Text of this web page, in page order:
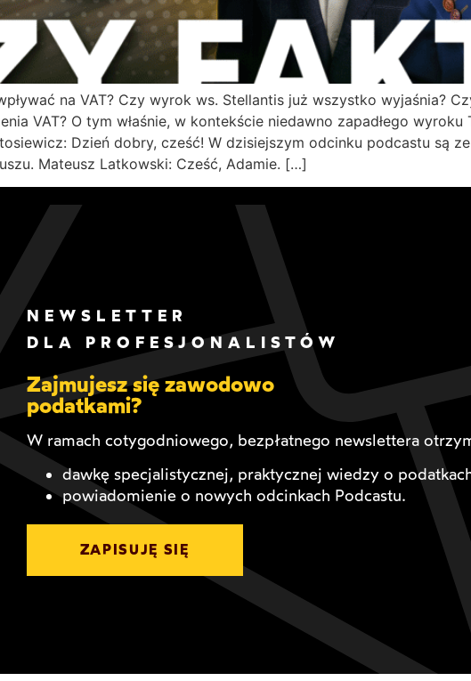
na VAT? Czy wyrok ws. Stellantis już wszystko wyjaśnia?
VAT? O tym właśnie, w kontekście niedawno zapadłego
Dzień dobry, cześć! W dzisiejszym odcinku podcastu są
Mateusz Latkowski: Cześć, Adamie. […]
NEWSLETTER
DLA PROFESJONALISTÓW
Zajmujesz się zawodowo
podatkami?
W ramach cotygodniowego, bezpłatnego newslettera
dawkę specjalistycznej, praktycznej wiedzy o
powiadomienie o nowych odcinkach Podcastu.
ZAPISUJĘ SIĘ